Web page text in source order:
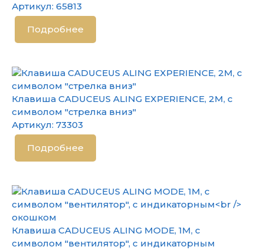
Артикул: 65813
Подробнее
Клавиша CADUCEUS ALING EXPERIENCE, 2М, с
символом "стрелка вниз"
Артикул: 73303
Подробнее
Клавиша CADUCEUS ALING MODE, 1М, с
символом "вентилятор", с индикаторным